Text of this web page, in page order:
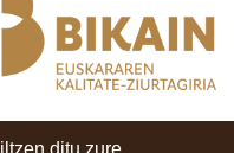
ditu zure